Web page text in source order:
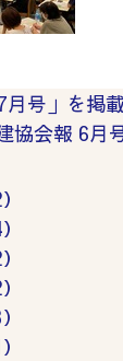
号」を掲
協会報 6月